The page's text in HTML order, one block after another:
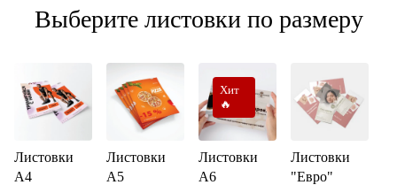
Выберите листовки по размеру
Листовки
А4
Листовки
А5
Хит
🔥
Листовки
А6
Листовки
"Евро"